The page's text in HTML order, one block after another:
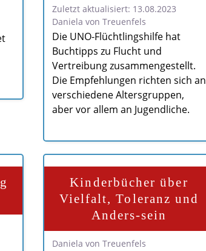
Zuletzt aktualisiert: 13.08.2023
Daniela von Treuenfels
Die UNO-Flüchtlingshilfe hat
Buchtipps zu Flucht und
Vertreibung zusammengestellt.
Die Empfehlungen richten sich an
verschiedene Altersgruppen,
aber vor allem an Jugendliche.
Kinderbücher über
Vielfalt, Toleranz und
Anders-sein
Daniela von Treuenfels